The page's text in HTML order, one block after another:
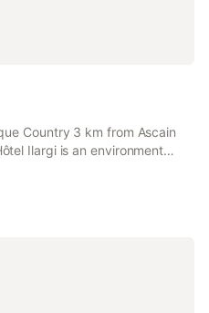
Country 3 km from Ascain
Ilargi is an environment
a décor based on travel